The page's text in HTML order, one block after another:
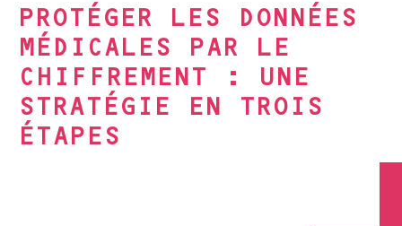
PROTÉGER LES DONNÉES
MÉDICALES PAR LE
CHIFFREMENT : UNE
STRATÉGIE EN TROIS
ÉTAPES